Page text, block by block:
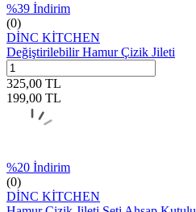
%39 İndirim
(0)
DİNC KİTCHEN
Değiştirilebilir Hamur Çizik Jileti
325,00 TL
199,00 TL
%20 İndirim
(0)
DİNC KİTCHEN